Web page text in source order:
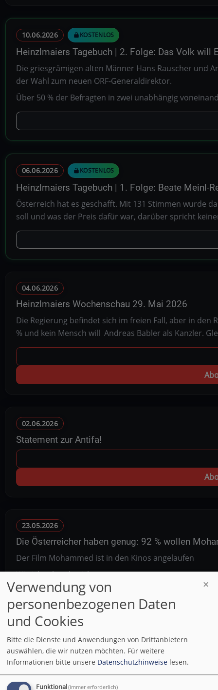
10.06.2026 KOSTENLOS
Heinzlmaiers Tagebuch | 2. Folge: Das Volk will
Die griesgrämigen alten Männer Hans Rauscher und
der Wahl zum neuen ORF-Generaldirektor.
Über 50 % der Befragten in zwei unabhängig
06.06.2026 KOSTENLOS
Heinzlmaiers Tagebuch | 1. Folge: Beate Meinl-
Österreich hat es geschafft. Mit 131 Stimmen wurde
soll und was der Preis dafür war, darüber spricht
04.06.2026
Heinzlmaiers Wochenschau 29. Mai 2026
Die Regierung befindet sich im freien Fall, aber in den
% und kein Mensch will Andreas Babler als Kanzler.
02.06.2026
Statement zur Antifa!
23.05.2026
Die Österreicher haben genug: 92 % wollen
Der Film Mohammed ist in den Kinos angelaufen
Wie ich schon berichtet…
23.05.2026
Heinzlmaiers Wochenschau 22. Mai 2026
Verwendung von
personenbezogenen Daten
und Cookies
Bitte die Dienste und Anwendungen von Drittanbietern
auswählen, die wir nutzen möchten. Für weitere
Informationen bitte unsere Datenschutzhinweise lesen.
Funktional(immer erforderlich)